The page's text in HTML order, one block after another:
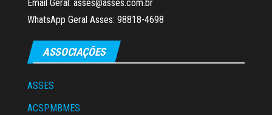
Email Geral: asses@asses.com.br
WhatsApp Geral Asses: 98818-4698
ASSOCIAÇÕES
ASSES
ACSPMBMES